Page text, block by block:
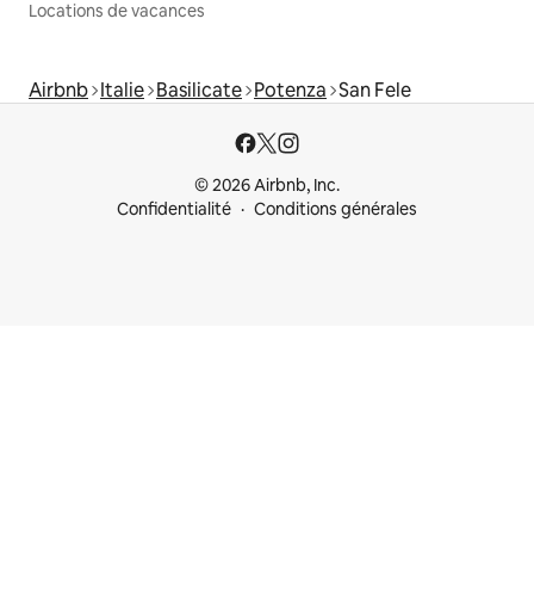
Locations de vacances
Airbnb Italie Basilicate Potenza San Fele
© 2026 Airbnb, Inc.
Confidentialité
Conditions générales